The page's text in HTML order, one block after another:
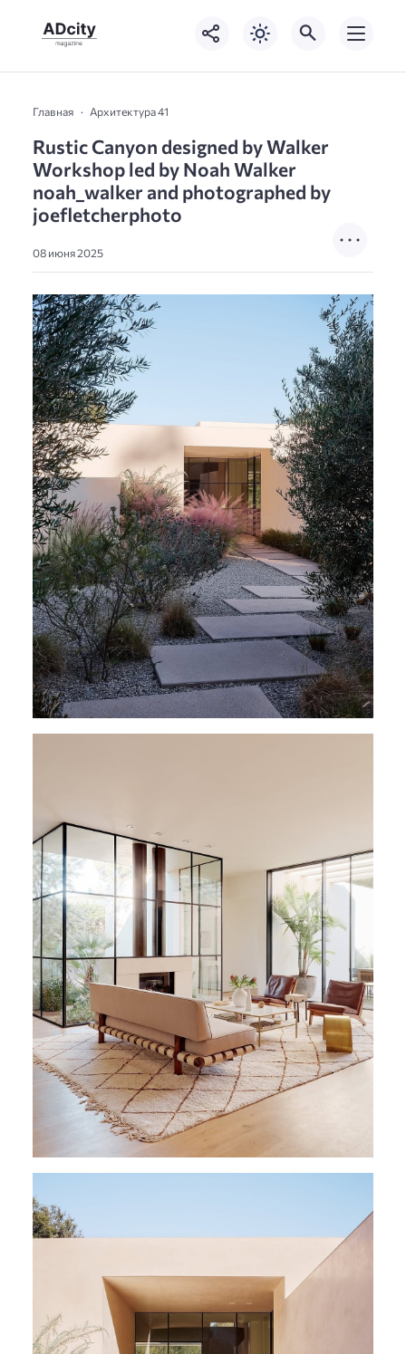
Главная Архитектура 41
Rustic Canyon designed by Walker
Workshop led by Noah Walker
noah_walker and photographed by
joefletcherphoto
08 июня 2025